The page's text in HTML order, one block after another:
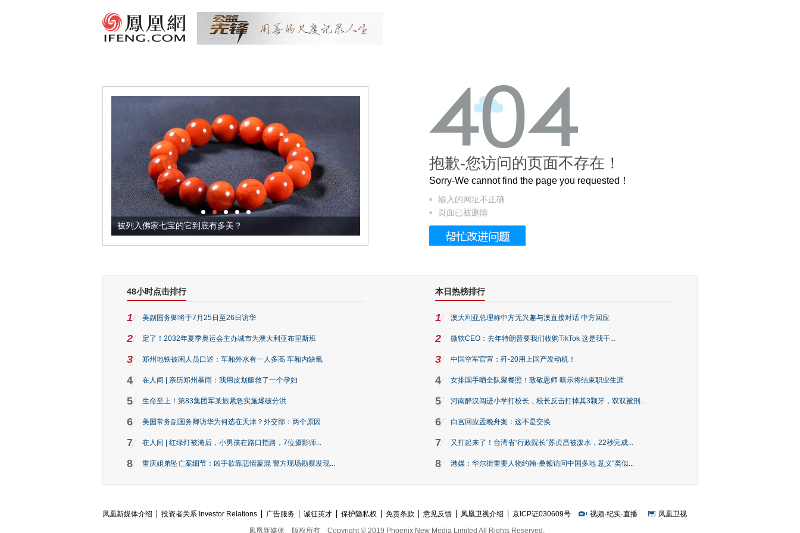
被列入佛家七宝的它到底有多美？ 这个3.2米的长卷，还原了600岁的紫禁城
抱歉-您访问的页面不存在！
Sorry-We cannot find the page you requested！
输入的网址不正确
页面已被删除
48小时点击排行
1 美副国务卿将于7月25日至26日访华
2 定了！2032年夏季奥运会主办城市为澳大利亚布里斯班
3 郑州地铁被困人员口述：车厢外水有一人多高 车厢内缺氧
4 在人间 | 亲历郑州暴雨：我用皮划艇救了一个孕妇
5 生命至上！第83集团军某旅紧急实施爆破分洪
6 美国常务副国务卿访华为何选在天津？外交部：两个原因
7 在人间 | 红绿灯被淹后，小男孩在路口指路，7位摄影师...
8 重庆姐弟坠亡案细节：凶手欲靠悲情蒙混 警方现场勘察发现...
本日热榜排行
1 澳大利亚总理称中方无兴趣与澳直接对话 中方回应
2 微软CEO：去年特朗普要我们收购TikTok 这是我干...
3 中国空军官宣：歼-20用上国产发动机！
4 女排国手晒全队聚餐照！致敬恩师 暗示将结束职业生涯
5 河南醉汉闯进小学打校长，校长反击打掉其3颗牙，双双被刑...
6 白宫回应孟晚舟案：这不是交换
7 又打起来了！台湾省“行政院长”苏贞昌被泼水，22秒完成...
8 港媒：华尔街重要人物约翰·桑顿访问中国多地 意义“类似...
凤凰新媒体介绍 投资者关系 Investor Relations 广告服务 诚征英才 保护隐私权 免责条款 意见反馈 凤凰卫视介绍 京ICP证030609号 视频·纪实·直播
凤凰卫视
凤凰新媒体
版权所有 Copyright © 2019 Phoenix New Media Limited All Rights Reserved.